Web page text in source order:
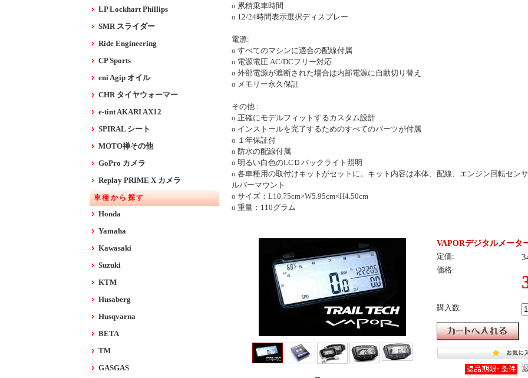
LP Lockhart Phillips
SMR スライダー
Ride Engineering
CP Sports
eni Agip オイル
CHR タイヤウォーマー
e-tint AKARI AX12
SPIRAL シート
MOTO禅その他
GoPro カメラ
Replay PRIME X カメラ
車種から探す
Honda
Yamaha
Kawasaki
Suzuki
KTM
Husaberg
Husqvarna
BETA
TM
GASGAS
o 累積乗車時間
o 12/24時間表示選択ディスプレー
電源:
o すべてのマシンに適合の配線付属
o 電源電圧 AC/DCフリー対応
o 外部電源が遮断された場合は内部電源に自動切り替え
o メモリー永久保証
その他 :
o 正確にモデルフィットするカスタム設計
o インストールを完了するためのすべてのパーツが付属
o １年保証付
o 防水の配線付属
o 明るい白色のLCＤバックライト照明
o 各車種用の取付けキットがセットに。キット内容は本体、配線、エンジン回転セン
ルバーマウント
o サイズ：L10.75cm×W5.95cm×H4.50cm
o 重量：110グラム
VAPORデジタルメー
定価:
価格:
購入数: